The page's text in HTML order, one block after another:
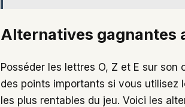
Alternatives gagnantes
Posséder les lettres O, Z et E sur
des points importants si vous utilisez
les plus rentables du jeu. Voici les